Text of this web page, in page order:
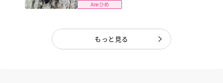
Aneひめ
もっと見る